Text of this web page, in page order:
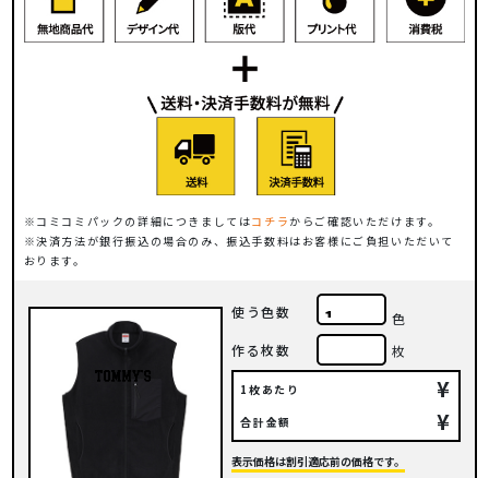
コミコミパックの詳細につきましてはコチラからご確認いただけます。
決済方法が銀行振込の場合のみ、振込手数料はお客様にご負担いただいて
おります。
使う色数
色
作る枚数
枚
1枚あたり ¥
合計金額 ¥
表示価格は割引適応前の価格です。